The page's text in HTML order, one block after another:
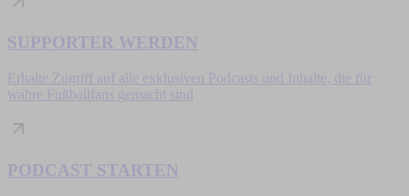
SUPPORTER WERDEN
Erhalte Zugriff auf alle exklusiven Podcasts und Inhalte, die für
wahre Fußballfans gemacht sind
PODCAST STARTEN